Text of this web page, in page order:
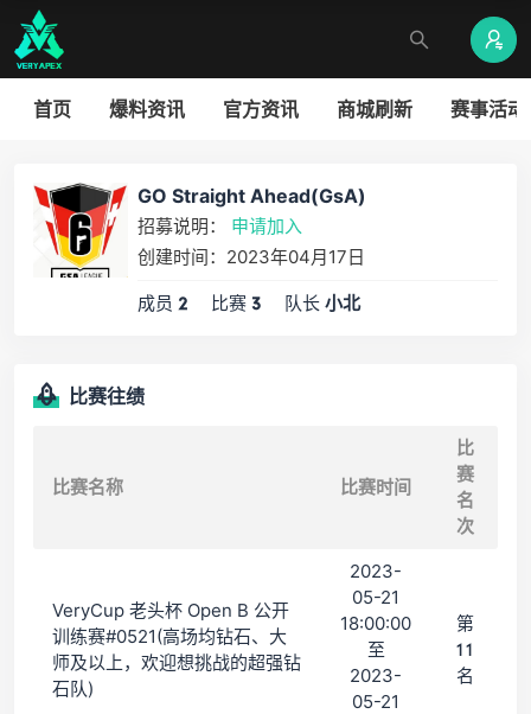
首页 爆料资讯 官方资讯 商城刷新 赛事活动
GO Straight Ahead(GsA)
招募说明： 申请加入
创建时间：2023年04月17日
成员 2 比赛 3 队长 小北
比赛往绩
比赛名称 比赛时间
比
赛
名
次
VeryCup 老头杯 Open B 公开
训练赛#0521(高场均钻石、大
师及以上，欢迎想挑战的超强钻
石队)
2023-
05-21
18:00:00
至
2023-
05-21
第
11
名